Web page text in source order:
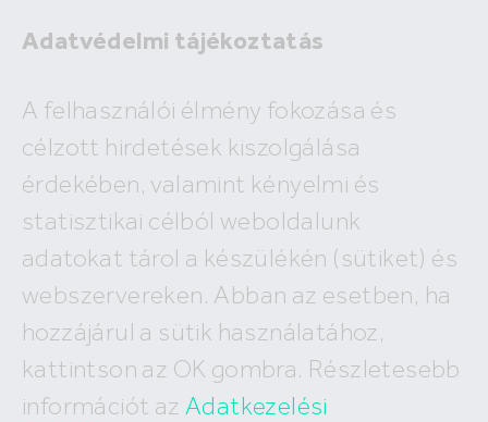
Adatvédelmi tájékoztatás
A felhasználói élmény fokozása és
célzott hirdetések kiszolgálása
érdekében, valamint kényelmi és
statisztikai célból weboldalunk
adatokat tárol a készülékén (sütiket) és
webszervereken. Abban az esetben, ha
hozzájárul a sütik használatához,
kattintson az OK gombra. Részletesebb
információt az Adatkezelési
A megadott ingatlan már nem
szerepel az adatbázisunkban!
Hívj minket
+36 (30) 550 5566